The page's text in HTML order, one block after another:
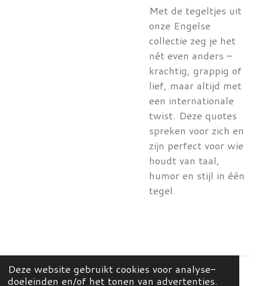
Deze website gebruikt cookies voor analyse-
doeleinden en/of het tonen van advertenties.
Met de tegeltjes uit
onze Engelse
collectie zeg je het
nét even anders –
krachtig, grappig of
lief, maar altijd met
een internationale
twist. Deze quotes
spreken voor zich en
zijn perfect voor wie
houdt van taal,
humor en stijl in één
tegel.
© 2026 Mees Home & Concept Store